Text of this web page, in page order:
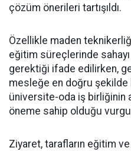
çözüm önerileri tartışıldı.
Özellikle maden
eğitim süreçlerinde sahayı
gerektiği ifade edilirken,
mesleğe en doğru şekilde
üniversite-oda iş birliğinin
öneme sahip olduğu
Ziyaret, tarafların eğitim